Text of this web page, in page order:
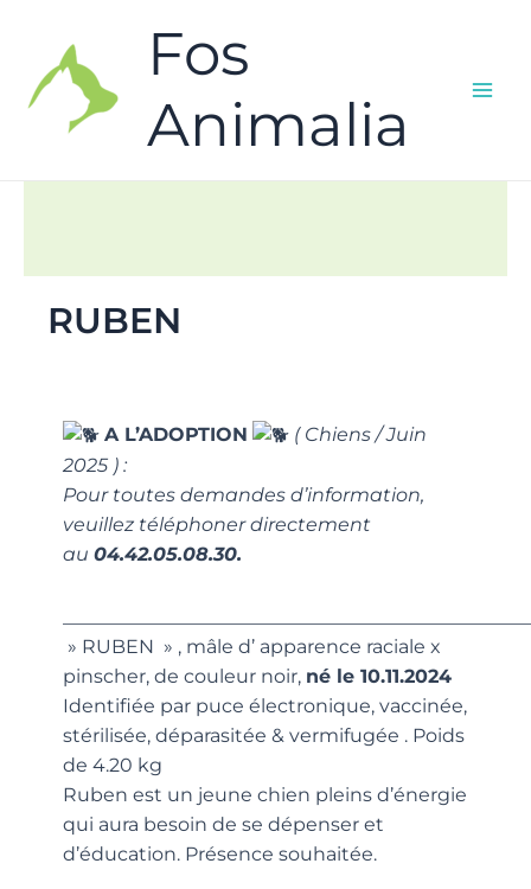
Fos
Animalia
RUBEN
A L’ADOPTION
( Chiens / Juin
2025 ) :
Pour toutes demandes d’information,
veuillez téléphoner directement
au04.42.05.08.30.
» RUBEN » , mâle d’ apparence raciale x
pinscher, de couleur noir, né le 10.11.2024
Identifiée par puce électronique, vaccinée,
stérilisée, déparasitée & vermifugée . Poids
de 4.20 kg
Ruben est un jeune chien pleins d’énergie
qui aura besoin de se dépenser et
d’éducation. Présence souhaitée.